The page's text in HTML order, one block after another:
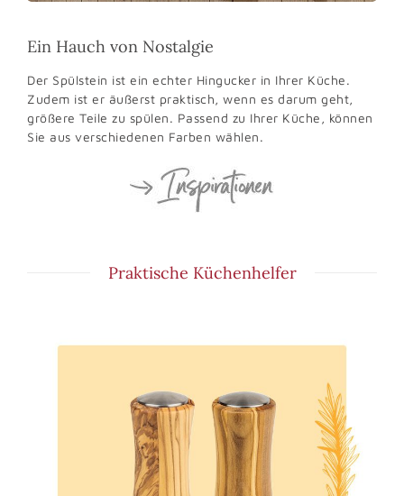
Ein Hauch von Nostalgie
Der Spülstein ist ein echter Hingucker in Ihrer Küche.
Zudem ist er äußerst praktisch, wenn es darum geht,
größere Teile zu spülen. Passend zu Ihrer Küche, können
Sie aus verschiedenen Farben wählen.
Praktische Küchenhelfer